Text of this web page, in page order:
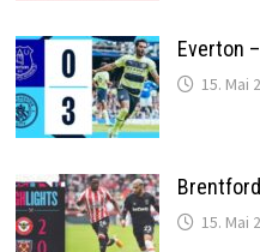
Everton
15. Mai
15. Mai